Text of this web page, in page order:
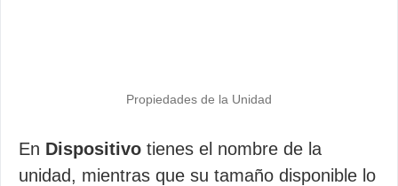
Propiedades de la Unidad
En Dispositivo tienes el nombre de la
unidad, mientras que su tamaño disponible lo